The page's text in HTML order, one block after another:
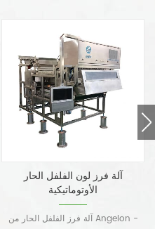
آلة فرز لون الفلفل الحار
الأوتوماتيكية
آلة فرز الفلفل الحار من Angelon -